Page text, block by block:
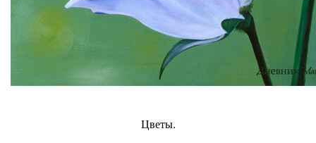
Цветы.